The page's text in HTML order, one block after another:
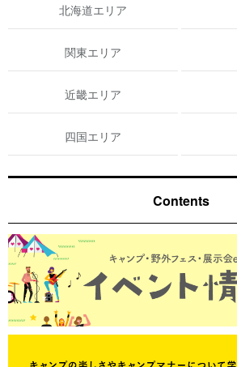
北海道エリア
関東エリア
近畿エリア
四国エリア
Contents